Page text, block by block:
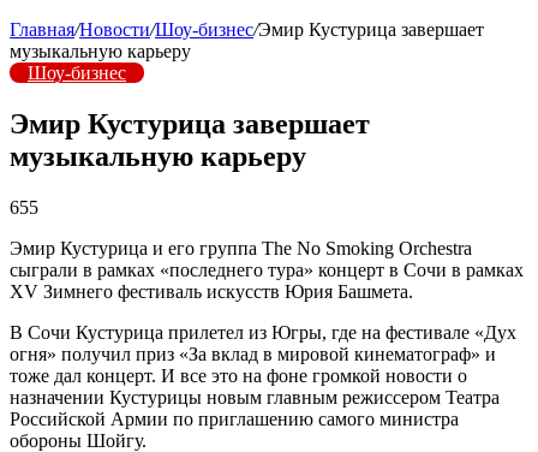
Главная/Новости/Шоу-бизнес/Эмир Кустурица завершает
музыкальную карьеру
Шоу-бизнес
Эмир Кустурица завершает
музыкальную карьеру
655
Эмир Кустурица и его группа The No Smoking Orchestra
сыграли в рамках «последнего тура» концерт в Сочи в рамках
XV Зимнего фестиваль искусств Юрия Башмета.
В Сочи Кустурица прилетел из Югры, где на фестивале «Дух
огня» получил приз «За вклад в мировой кинематограф» и
тоже дал концерт. И все это на фоне громкой новости о
назначении Кустурицы новым главным режиссером Театра
Российской Армии по приглашению самого министра
обороны Шойгу.